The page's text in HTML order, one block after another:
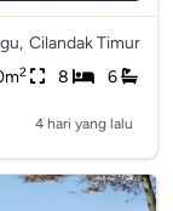
Cilandak Timur
2 8 6
4 hari yang lalu